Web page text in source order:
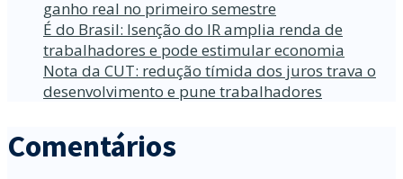
ganho real no primeiro semestre
É do Brasil: Isenção do IR amplia renda de
trabalhadores e pode estimular economia
Nota da CUT: redução tímida dos juros trava o
desenvolvimento e pune trabalhadores
Comentários